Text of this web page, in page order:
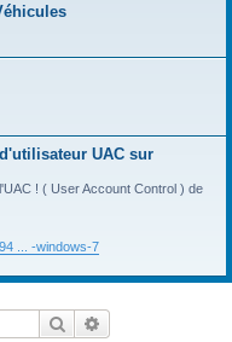
UAC sur
! ( User Account Control ) de
... -windows-7
Rechercher